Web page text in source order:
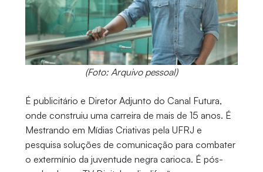
(Foto: Arquivo pessoal)
É publicitário e Diretor Adjunto do Canal Futura,
onde construiu uma carreira de mais de 15 anos. É
Mestrando em Mídias Criativas pela UFRJ e
pesquisa soluções de comunicação para combater
o extermínio da juventude negra carioca. É pós-